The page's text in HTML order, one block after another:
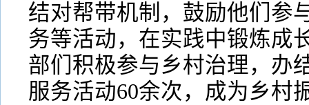
结对帮带机制，鼓励他们参
务等活动，在实践中锻炼成
部们积极参与乡村治理，办
服务活动60余次，成为乡村